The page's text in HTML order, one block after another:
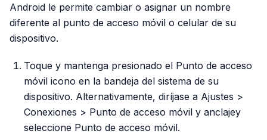
Android le permite cambiar o asignar un nombre
diferente al punto de acceso móvil o celular de su
dispositivo.
Toque y mantenga presionado el Punto de acceso
móvil icono en la bandeja del sistema de su
dispositivo. Alternativamente, diríjase a Ajustes >
Conexiones > Punto de acceso móvil y anclajey
seleccione Punto de acceso móvil.